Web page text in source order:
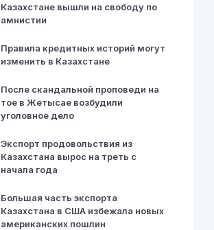
Казахстане вышли на свободу по
амнистии
Правила кредитных историй могут
изменить в Казахстане
После скандальной проповеди на
тое в Жетысае возбудили
уголовное дело
Экспорт продовольствия из
Казахстана вырос на треть с
начала года
Большая часть экспорта
Казахстана в США избежала новых
американских пошлин